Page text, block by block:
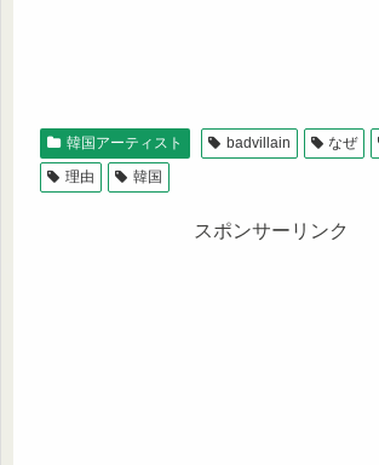
韓国アーティスト badvillain なぜ
理由
韓国
スポンサーリンク